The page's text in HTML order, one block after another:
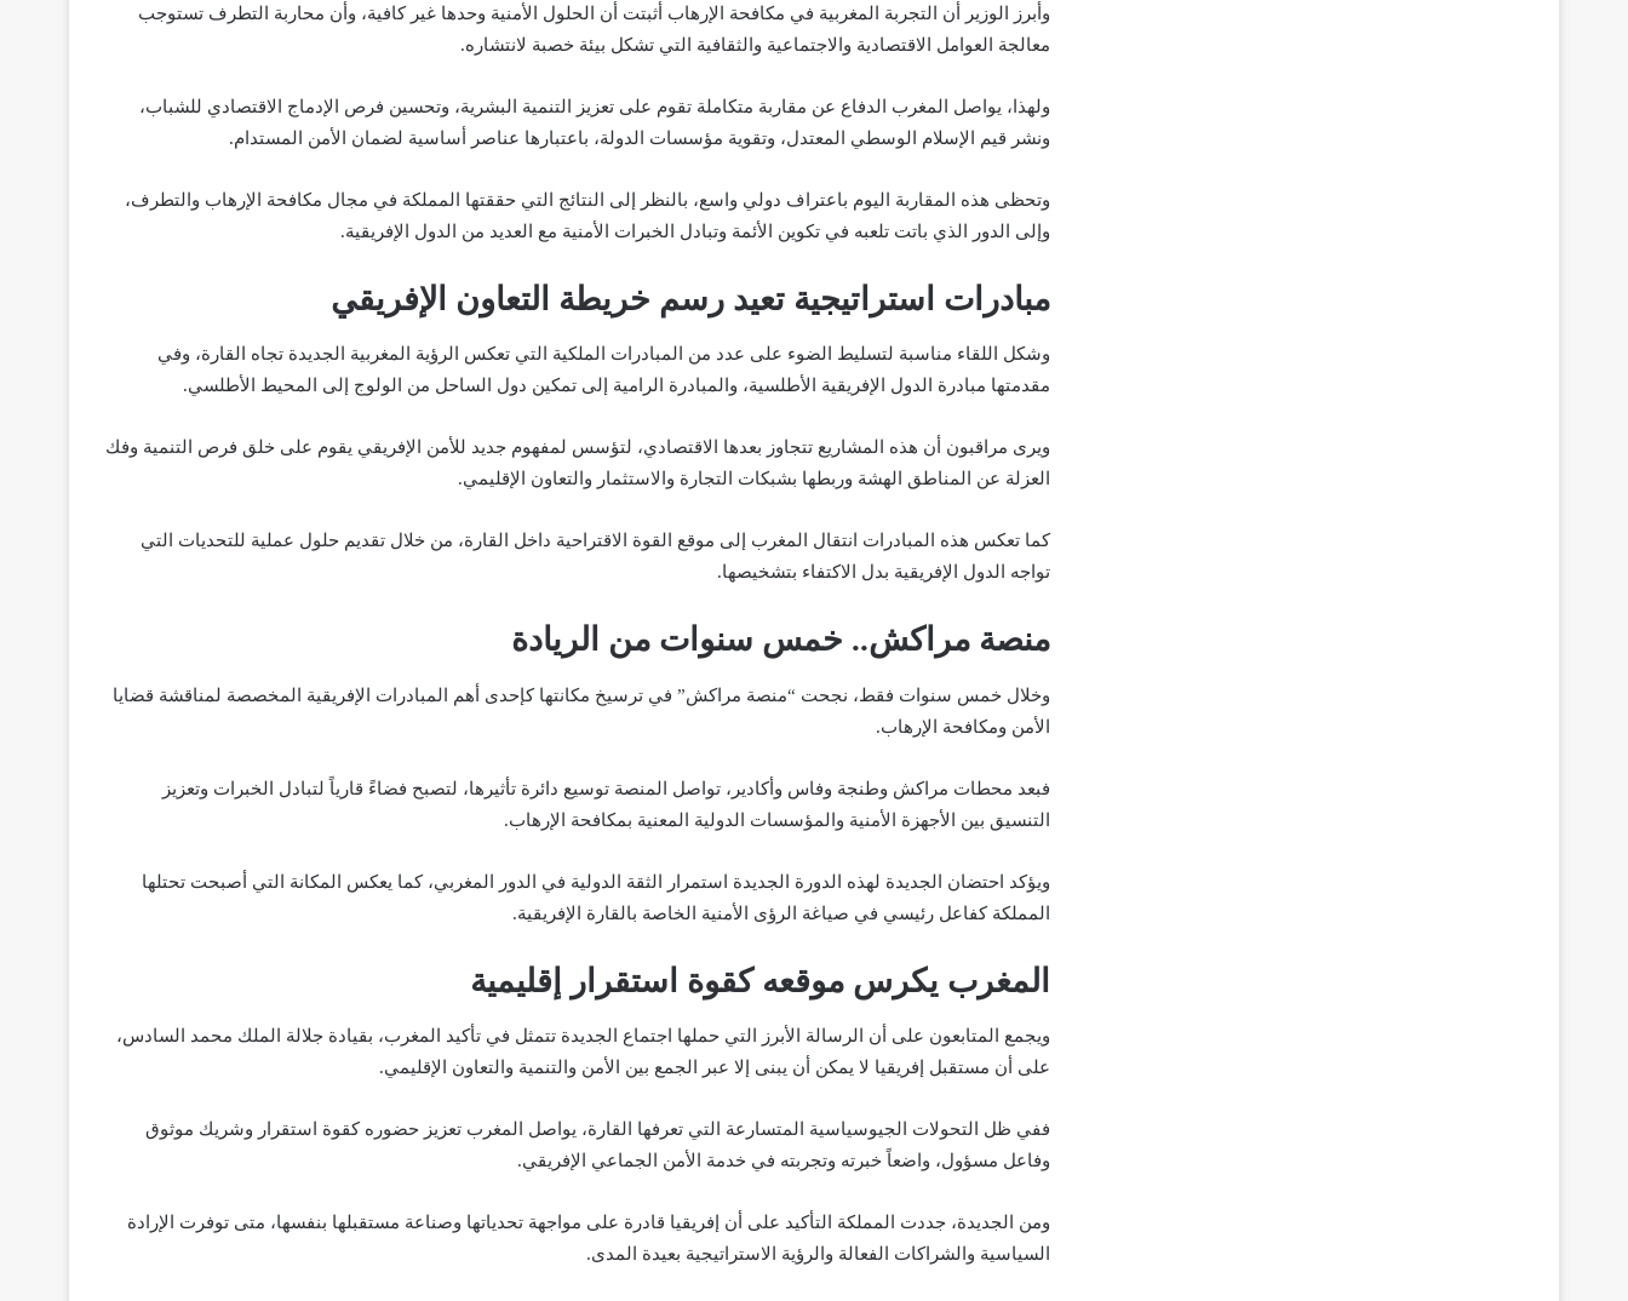
وأبرز الوزير أن التجربة المغربية في مكافحة الإرهاب أثبتت أن الحلول الأمنية وحدها غير كافية، وأن محاربة التطرف تستوجب
معالجة العوامل الاقتصادية والاجتماعية والثقافية التي تشكل بيئة خصبة لانتشاره.
ولهذا، يواصل المغرب الدفاع عن مقاربة متكاملة تقوم على تعزيز التنمية البشرية، وتحسين فرص الإدماج الاقتصادي للشباب،
ونشر قيم الإسلام الوسطي المعتدل، وتقوية مؤسسات الدولة، باعتبارها عناصر أساسية لضمان الأمن المستدام.
وتحظى هذه المقاربة اليوم باعتراف دولي واسع، بالنظر إلى النتائج التي حققتها المملكة في مجال مكافحة الإرهاب والتطرف،
وإلى الدور الذي باتت تلعبه في تكوين الأئمة وتبادل الخبرات الأمنية مع العديد من الدول الإفريقية.
مبادرات استراتيجية تعيد رسم خريطة التعاون الإفريقي
وشكل اللقاء مناسبة لتسليط الضوء على عدد من المبادرات الملكية التي تعكس الرؤية المغربية الجديدة تجاه القارة، وفي
مقدمتها مبادرة الدول الإفريقية الأطلسية، والمبادرة الرامية إلى تمكين دول الساحل من الولوج إلى المحيط الأطلسي.
ويرى مراقبون أن هذه المشاريع تتجاوز بعدها الاقتصادي، لتؤسس لمفهوم جديد للأمن الإفريقي يقوم على خلق فرص التنمية وفك
العزلة عن المناطق الهشة وربطها بشبكات التجارة والاستثمار والتعاون الإقليمي.
كما تعكس هذه المبادرات انتقال المغرب إلى موقع القوة الاقتراحية داخل القارة، من خلال تقديم حلول عملية للتحديات التي
تواجه الدول الإفريقية بدل الاكتفاء بتشخيصها.
منصة مراكش.. خمس سنوات من الريادة
وخلال خمس سنوات فقط، نجحت “منصة مراكش” في ترسيخ مكانتها كإحدى أهم المبادرات الإفريقية المخصصة لمناقشة قضايا
الأمن ومكافحة الإرهاب.
فبعد محطات مراكش وطنجة وفاس وأكادير، تواصل المنصة توسيع دائرة تأثيرها، لتصبح فضاءً قارياً لتبادل الخبرات وتعزيز
التنسيق بين الأجهزة الأمنية والمؤسسات الدولية المعنية بمكافحة الإرهاب.
ويؤكد احتضان الجديدة لهذه الدورة الجديدة استمرار الثقة الدولية في الدور المغربي، كما يعكس المكانة التي أصبحت تحتلها
المملكة كفاعل رئيسي في صياغة الرؤى الأمنية الخاصة بالقارة الإفريقية.
المغرب يكرس موقعه كقوة استقرار إقليمية
ويجمع المتابعون على أن الرسالة الأبرز التي حملها اجتماع الجديدة تتمثل في تأكيد المغرب، بقيادة جلالة الملك محمد السادس،
على أن مستقبل إفريقيا لا يمكن أن يبنى إلا عبر الجمع بين الأمن والتنمية والتعاون الإقليمي.
ففي ظل التحولات الجيوسياسية المتسارعة التي تعرفها القارة، يواصل المغرب تعزيز حضوره كقوة استقرار وشريك موثوق
وفاعل مسؤول، واضعاً خبرته وتجربته في خدمة الأمن الجماعي الإفريقي.
ومن الجديدة، جددت المملكة التأكيد على أن إفريقيا قادرة على مواجهة تحدياتها وصناعة مستقبلها بنفسها، متى توفرت الإرادة
السياسية والشراكات الفعالة والرؤية الاستراتيجية بعيدة المدى.